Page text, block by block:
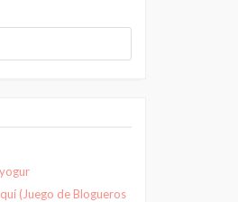
(Juego de Blogueros